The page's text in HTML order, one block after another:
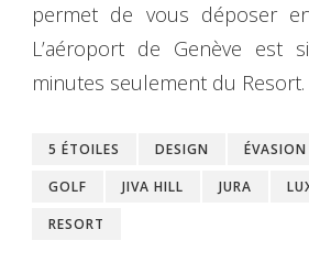
permet de vous déposer
L’aéroport de Genève est
minutes seulement du Resort.
5 ÉTOILES DESIGN ÉVASION
GOLF
JIVA HILL JURA
RESORT